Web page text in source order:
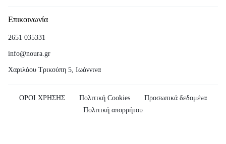
Επικοινωνία
2651 035331
info@noura.gr
Χαριλάου Τρικούπη 5, Ιωάννινα
ΟΡΟΙ ΧΡΗΣΗΣ Πολιτική Cookies
Προσωπικά δεδομένα
Πολιτική απορρήτου